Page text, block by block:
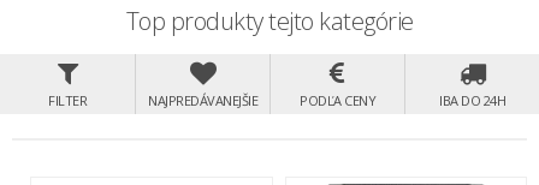
Top produkty tejto kategórie
FILTER NAJPREDÁVANEJŠIE PODĽA CENY IBA DO 24H